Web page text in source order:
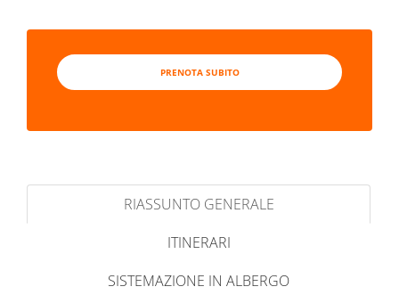
PRENOTA SUBITO
RIASSUNTO GENERALE
ITINERARI
SISTEMAZIONE IN ALBERGO